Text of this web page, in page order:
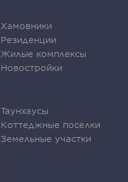
Хамовники
Резиденции
Жилые комплексы
Новостройки
Таунхаусы
Коттеджные поселки
Земельные участки